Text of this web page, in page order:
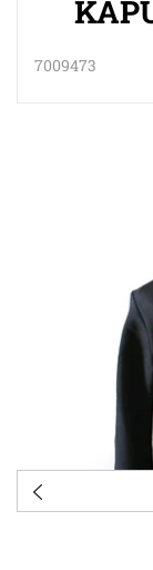
7009473